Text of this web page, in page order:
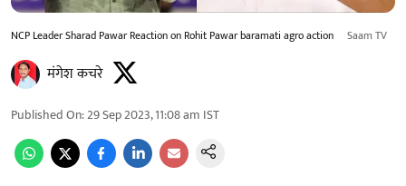
NCP Leader Sharad Pawar Reaction on Rohit Pawar baramati agro action Saam TV
मंगेश कचरे
Published On:29 Sep 2023, 11:08 am IST